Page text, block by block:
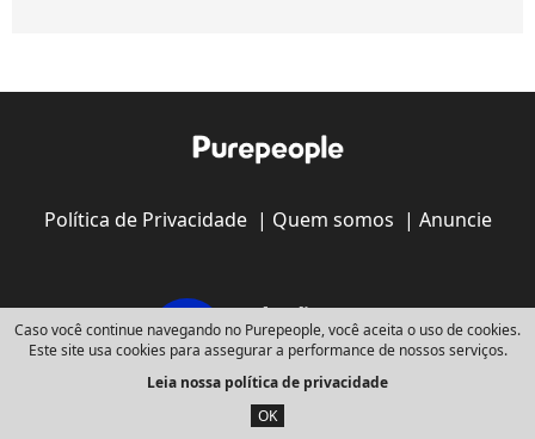
Política de Privacidade| Quem somos | Anuncie
Copyright © 2008 - 2026
Webedia - Todos os direitos reservados
Caso você continue navegando no Purepeople, você aceita o uso de cookies.
Este site usa cookies para assegurar a performance de nossos serviços.
Leia nossa política de privacidade
OK